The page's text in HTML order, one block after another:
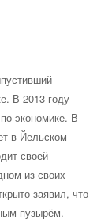
В 2013 году
экономике. В
в Йельском
своей
из своих
заявил, что
пузырём.